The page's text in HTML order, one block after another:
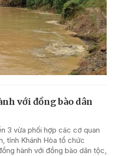
với đồng bào dân
3 vừa phối hợp các cơ quan
tỉnh Khánh Hòa tổ chức
hành với đồng bào dân tộc,